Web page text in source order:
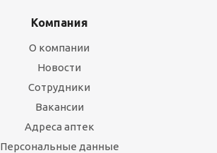
Компания
О компании
Новости
Сотрудники
Вакансии
Адреса аптек
Персональные данные